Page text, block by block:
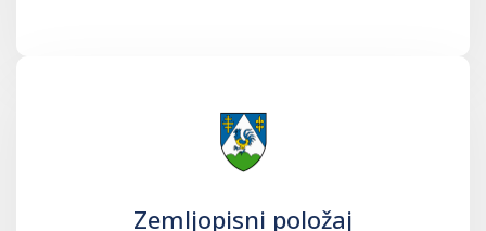
Zemljopisni položaj